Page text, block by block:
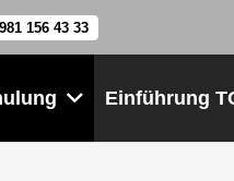
156 43 33
Einführung